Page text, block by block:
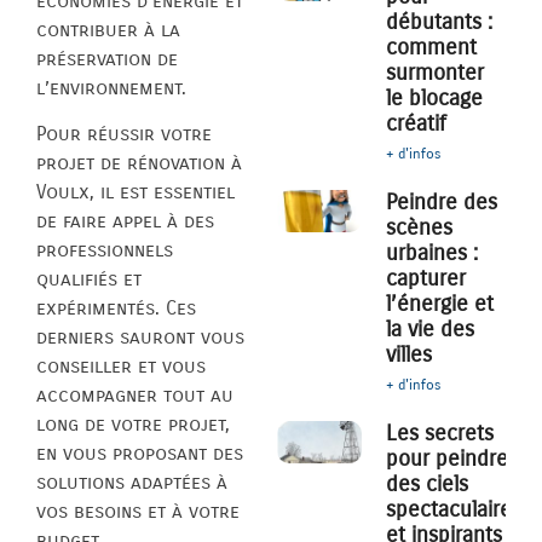
contribuer à la
préservation de
l’environnement.
Pour réussir votre
projet de rénovation à
Voulx, il est essentiel
de faire appel à des
professionnels
qualifiés et
expérimentés. Ces
derniers sauront vous
conseiller et vous
accompagner tout au
long de votre projet,
en vous proposant des
solutions adaptées à
vos besoins et à votre
débutants :
comment
surmonter
le blocage
créatif
+ d'infos
Peindre des
scènes
urbaines :
capturer
l’énergie et
la vie des
villes
+ d'infos
Les secrets
pour peindre
des ciels
spectaculaires
et inspirants